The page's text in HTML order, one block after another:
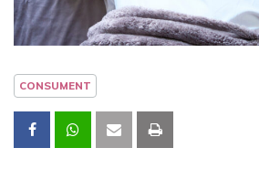
CONSUMENT